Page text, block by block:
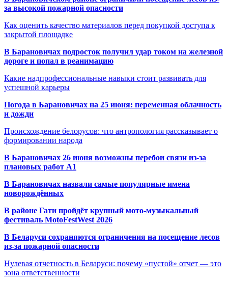
за высокой пожарной опасности
Как оценить качество материалов перед покупкой доступа к
закрытой площадке
В Барановичах подросток получил удар током на железной
дороге и попал в реанимацию
Какие надпрофессиональные навыки стоит развивать для
успешной карьеры
Погода в Барановичах на 25 июня: переменная облачность
и дожди
Происхождение белорусов: что антропология рассказывает о
формировании народа
В Барановичах 26 июня возможны перебои связи из-за
плановых работ A1
В Барановичах назвали самые популярные имена
новорождённых
В районе Гати пройдёт крупный мото-музыкальный
фестиваль MotoFestWest 2026
В Беларуси сохраняются ограничения на посещение лесов
из-за пожарной опасности
Нулевая отчетность в Беларуси: почему «пустой» отчет — это
зона ответственности